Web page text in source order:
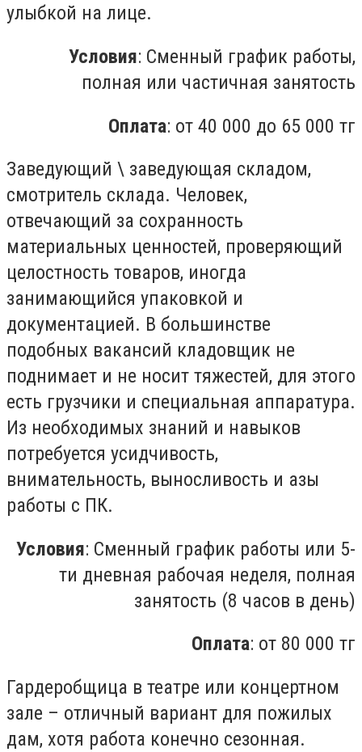
улыбкой на лице.
Условия: Сменный график работы,
полная или частичная занятость
Оплата: от 40 000 до 65 000 тг
Заведующий \ заведующая складом,
смотритель склада. Человек,
отвечающий за сохранность
материальных ценностей, проверяющий
целостность товаров, иногда
занимающийся упаковкой и
документацией. В большинстве
подобных вакансий кладовщик не
поднимает и не носит тяжестей, для этого
есть грузчики и специальная аппаратура.
Из необходимых знаний и навыков
потребуется усидчивость,
внимательность, выносливость и азы
работы с ПК.
Условия: Сменный график работы или 5-
ти дневная рабочая неделя, полная
занятость (8 часов в день)
Оплата: от 80 000 тг
Гардеробщица в театре или концертном
зале – отличный вариант для пожилых
дам, хотя работа конечно сезонная.